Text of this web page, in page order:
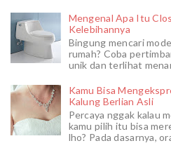
Mengenal Apa Itu
Kelebihannya
Bingung mencari
rumah? Coba
unik dan terlihat
Kamu Bisa
Kalung Berlian Asli
Percaya nggak kalau
kamu pilih itu bisa
lho? Pada dasarnya,